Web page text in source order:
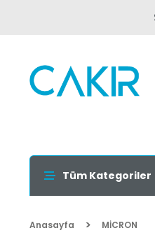
Tüm Kategoriler
Anasayfa MİCRON